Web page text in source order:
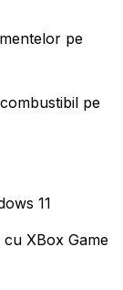
pe
pe
11
XBox Game